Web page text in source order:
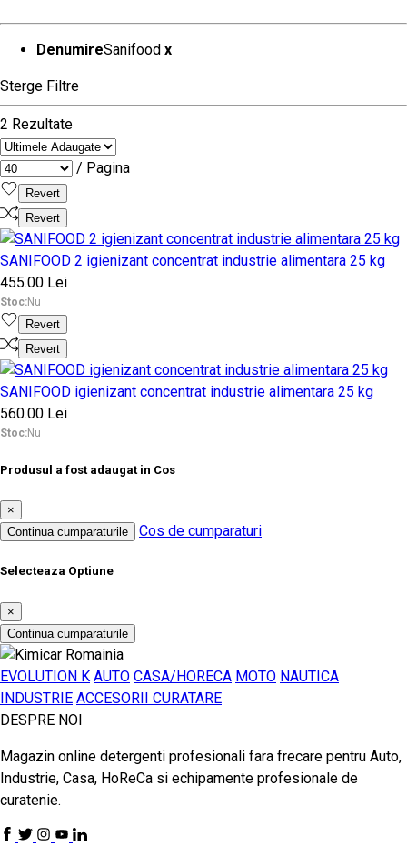
DenumireSanifood x
Sterge Filtre
2 Rezultate
/ Pagina
Revert
Revert
SANIFOOD 2 igienizant concentrat industrie alimentara 25 kg
455.00 Lei
Stoc:Nu
Revert
Revert
SANIFOOD igienizant concentrat industrie alimentara 25 kg
560.00 Lei
Stoc:Nu
Produsul a fost adaugat in Cos
×
Continua cumparaturile
Cos de cumparaturi
Selecteaza Optiune
×
Continua cumparaturile
EVOLUTION K AUTO CASA/HORECA MOTO NAUTICA
INDUSTRIE ACCESORII CURATARE
DESPRE NOI
Magazin online detergenti profesionali fara frecare pentru Auto,
Industrie, Casa, HoReCa si echipamente profesionale de
curatenie.